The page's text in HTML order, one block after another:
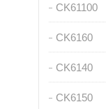
CK61100
CK6160
CK6140
CK6150